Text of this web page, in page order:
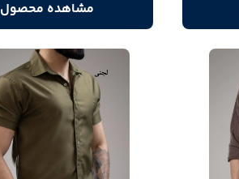
مشاهده محصول